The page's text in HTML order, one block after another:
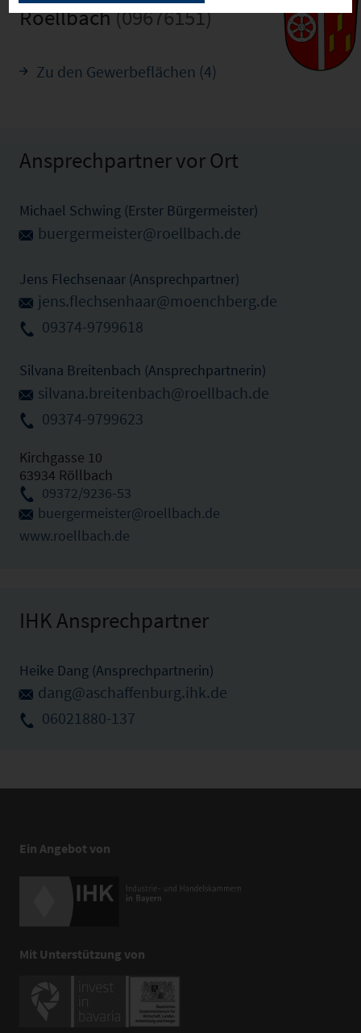
Roellbach(09676151)
Zu den Gewerbeflächen (4)
Ansprechpartner vor Ort
Michael Schwing (Erster Bürgermeister)
buergermeister@roellbach.de
Jens Flechsenaar (Ansprechpartner)
jens.flechsenhaar@moenchberg.de
09374-9799618
Silvana Breitenbach (Ansprechpartnerin)
silvana.breitenbach@roellbach.de
09374-9799623
Kirchgasse 10
63934 Röllbach
09372/9236-53
buergermeister@roellbach.de
www.roellbach.de
IHK Ansprechpartner
Heike Dang (Ansprechpartnerin)
dang@aschaffenburg.ihk.de
06021880-137
Ein Angebot von
Mit Unterstützung von